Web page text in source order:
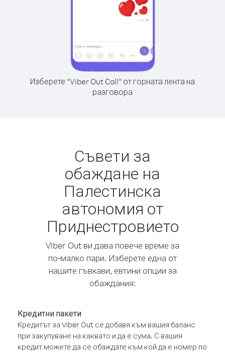
Изберете “Viber Out Call” от горната лента на
разговора
Съвети за
обаждане на
Палестинска
автономия от
Приднестровието
Viber Out ви дава повече време за
по-малко пари. Изберете една от
нашите гъвкави, евтини опции за
обаждания:
Кредитни пакети
Кредитът за Viber Out се добавя към вашия баланс
при закупуване на каквато и да е сума. С вашия
кредит можете да се обаждате към кой да е номер по